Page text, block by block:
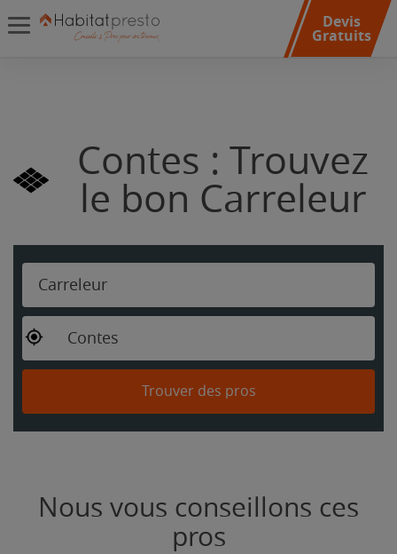
Devis
Gratuits
Contes : Trouvez
le bon Carreleur
Carreleur
Contes
Trouver des pros
Nous vous conseillons ces
pros